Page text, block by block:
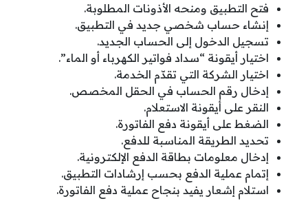
فتح التطبيق ومنحه الأذونات المطلوبة.
إنشاء حساب شخصي جديد في التطبيق.
تسجيل الدخول إلى الحساب الجديد.
اختيار أيقونة “سداد فواتير الكهرباء أو الماء”.
اختيار الشركة التي تقدّم الخدمة.
إدخال رقم الحساب في الحقل المخصص.
النقر على أيقونة الاستعلام.
الضغط على أيقونة دفع الفاتورة.
تحديد الطريقة المناسبة للدفع.
إدخال معلومات بطاقة الدفع الإلكترونية.
إتمام عملية الدفع بحسب إرشادات التطبيق.
استلام إشعار يفيد بنجاح عملية دفع الفاتورة.